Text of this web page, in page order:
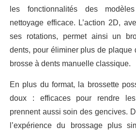
les fonctionnalités des
nettoyage efficace. L’action 2D,
ses rotations, permet ainsi un
dents, pour éliminer plus de plaque
brosse à dents manuelle classique.
En plus du format, la brossette
doux : efficaces pour rendre
prennent aussi soin des gencives.
l’expérience du brossage plus